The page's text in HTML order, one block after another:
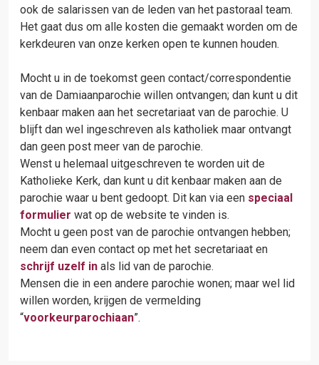
ook de salarissen van de leden van het pastoraal team.
Het gaat dus om alle kosten die gemaakt worden om de
kerkdeuren van onze kerken open te kunnen houden.
Mocht u in de toekomst geen contact/correspondentie
van de Damiaanparochie willen ontvangen; dan kunt u dit
kenbaar maken aan het secretariaat van de parochie. U
blijft dan wel ingeschreven als katholiek maar ontvangt
dan geen post meer van de parochie.
Wenst u helemaal uitgeschreven te worden uit de
Katholieke Kerk, dan kunt u dit kenbaar maken aan de
parochie waar u bent gedoopt. Dit kan via een speciaal
formulier wat op de website te vinden is.
Mocht u geen post van de parochie ontvangen hebben;
neem dan even contact op met het secretariaat en
schrijf uzelf in als lid van de parochie.
Mensen die in een andere parochie wonen; maar wel lid
willen worden, krijgen de vermelding
“voorkeurparochiaan”.